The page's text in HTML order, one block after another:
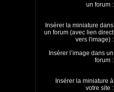
un forum :
Insérer la miniature dans
un forum (avec lien direct
vers l'image) :
Insérer l’image dans un
forum :
Insérer la miniature à
votre site :